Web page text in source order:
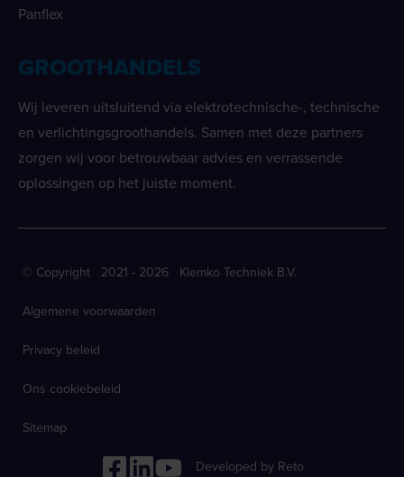
Panflex
GROOTHANDELS
Wij leveren uitsluitend via elektrotechnische-, technische
en verlichtingsgroothandels. Samen met deze partners
zorgen wij voor betrouwbaar advies en verrassende
oplossingen op het juiste moment.
© Copyright 2021 - 2026 Klemko Techniek B.V.
Algemene voorwaarden
Privacy beleid
Ons cookiebeleid
Sitemap
Developed by Reto